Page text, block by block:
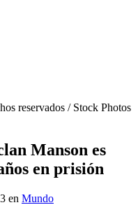
reservados / Stock Photos
Manson es
en prisión
en Mundo